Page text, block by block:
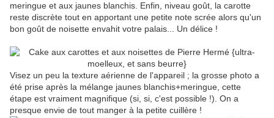
meringue et aux jaunes blanchis. Enfin, niveau goût, la carotte
reste discrète tout en apportant une petite note scrée alors qu'un
bon goût de noisette envahit votre palais... Un délice !
Visez un peu la texture aérienne de l'appareil ; la grosse photo a
été prise après la mélange jaunes blanchis+meringue, cette
étape est vraiment magnifique (si, si, c'est possible !). On a
presque envie de tout manger à la petite cuillère !